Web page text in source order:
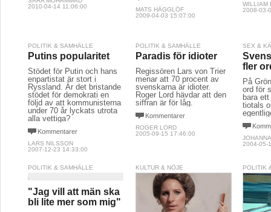
2010-04-14 11:06:00
MATS HÄGGLÖF
2009-04-03 15:07:00
WILLIAM
2008-03-
POLITIK & SAMHÄLLE
Putins popularitet
Stödet för Putin och hans
enpartistat är stort i
Ryssland. Är det bristande
stödet för demokrati en
följd av att kommunisterna
under 70 år lyckats utrota
alla vettiga?
Kommentarer
LARS NILSSON
2007-12-23 14:33:00
POLITIK & SAMHÄLLE
Paradis för idioter
Regissören Lars von Trier
menar att 70 procent av
svenskarna är idioter.
Roger Lord hävdar att den
siffran är för låg.
Kommentarer
ROGER LORD
2005-09-15 17:46:00
SEX &
fler
På
ord för
bara
tiotals
2004-05-
POLITIK & SAMHÄLLE
"Jag vill att män ska
bli lite mer som mig"
KULTUR & NÖJE POLITIK